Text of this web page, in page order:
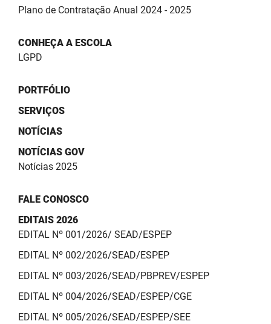
Plano de Contratação Anual 2024 - 2025
CONHEÇA A ESCOLA
LGPD
PORTFÓLIO
SERVIÇOS
NOTÍCIAS
NOTÍCIAS GOV
Notícias 2025
FALE CONOSCO
EDITAIS 2026
EDITAL Nº 001/2026/ SEAD/ESPEP
EDITAL Nº 002/2026/SEAD/ESPEP
EDITAL Nº 003/2026/SEAD/PBPREV/ESPEP
EDITAL Nº 004/2026/SEAD/ESPEP/CGE
EDITAL Nº 005/2026/SEAD/ESPEP/SEE